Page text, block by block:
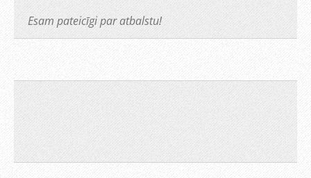
Esam pateicīgi par atbalstu!